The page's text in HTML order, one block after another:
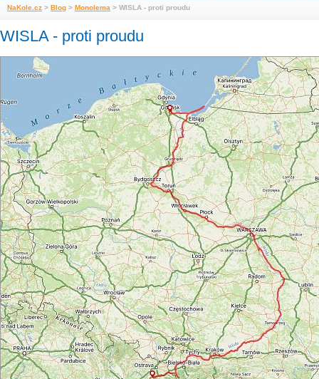
NaKole.cz > Blog > Monolema > WISLA - proti proudu
WISLA - proti proudu